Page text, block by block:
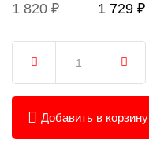
1 820 ₽ 1 729 ₽
Добавить в корзину